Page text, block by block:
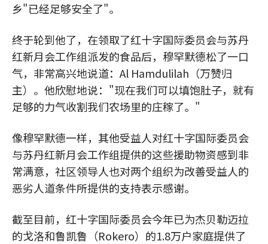
乡"已经足够安全了"。
终于轮到他了，在领取了红十字国际委员会与苏丹
红新月会工作组派发的食品后，穆罕默德松了一口
气，非常高兴地说道：Al Hamdulilah（万赞归
主）。他欣慰地说："现在我们可以填饱肚子，就有
足够的力气收割我们农场里的庄稼了。"
像穆罕默德一样，其他受益人对红十字国际委员会
与苏丹红新月会工作组提供的这些援助物资感到非
常满意，社区领导人也对两个组织为改善受益人的
恶劣人道条件所提供的支持表示感谢。
截至目前，红十字国际委员会今年已为杰贝勒迈拉
的戈洛和鲁凯鲁（Rokero）的1.8万户家庭提供了